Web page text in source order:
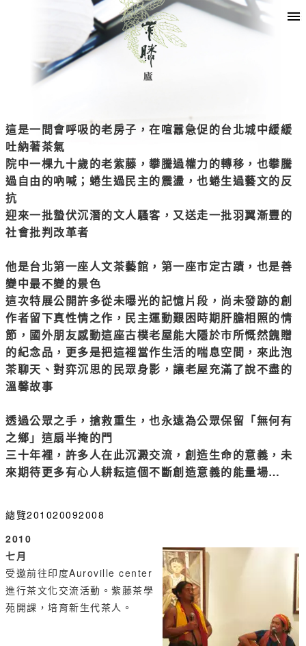
這是一間會呼吸的老房子，在喧囂急促的台北城中緩緩
吐納著茶氣
院中一棵九十歲的老紫藤，攀騰過權力的轉移，也攀騰
過自由的吶喊；蜷生過民主的震盪，也蜷生過藝文的反
抗
迎來一批蟄伏沉潛的文人騷客，又送走一批羽翼漸豐的
社會批判改革者
他是台北第一座人文茶藝館，第一座市定古蹟，也是善
變中最不變的景色
這次特展公開許多從未曝光的記憶片段，尚未發跡的創
作者留下真性情之作，民主運動艱困時期肝膽相照的情
節，國外朋友感動這座古樸老屋能大隱於市所慨然餽贈
的紀念品，更多是把這裡當作生活的喘息空間，來此泡
茶聊天、對弈沉思的民眾身影，讓老屋充滿了說不盡的
溫馨故事
透過公眾之手，搶救重生，也永遠為公眾保留「無何有
之鄉」這扇半掩的門
三十年裡，許多人在此沉澱交流，創造生命的意義，未
來期待更多有心人耕耘這個不斷創造意義的能量場…
總覽201020092008
2010
七月
受邀前往印度Auroville center
進行茶文化交流活動。紫藤茶學
苑開課，培育新生代茶人。